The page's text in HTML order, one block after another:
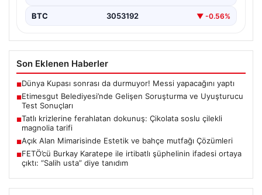
BTC 3053192 ▼ -0.56%
Son Eklenen Haberler
■Dünya Kupası sonrası da durmuyor! Messi yapacağını yaptı
■Etimesgut Belediyesi’nde Gelişen Soruşturma ve Uyuşturucu
Test Sonuçları
■Tatlı krizlerine ferahlatan dokunuş: Çikolata soslu çilekli
magnolia tarifi
■Açık Alan Mimarisinde Estetik ve bahçe mutfağı Çözümleri
■FETÖ’cü Burkay Karatepe ile irtibatlı şüphelinin ifadesi ortaya
çıktı: “Salih usta” diye tanıdım